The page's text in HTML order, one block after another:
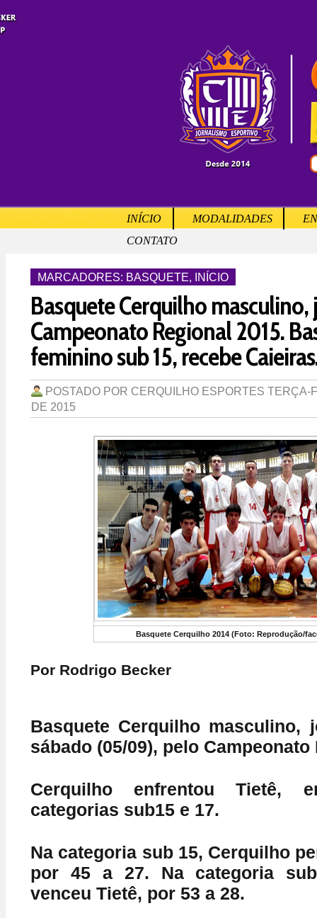
INÍCIO MODALIDADES
CONTATO
MARCADORES: BASQUETE, INÍCIO
Basquete Cerquilho
Campeonato Regional 2015.
feminino sub 15, recebe
POSTADO POR CERQUILHO ESPORTES TERÇA-
DE 2015
Basquete Cerquilho 2014 (Foto: Reprodução/
Por Rodrigo Becker
Basquete Cerquilho masculino,
sábado (05/09), pelo Campeonato
Cerquilho enfrentou Tietê,
categorias sub15 e 17.
Na categoria sub 15, Cerquilho
por 45 a 27. Na categoria
venceu Tietê, por 53 a 28.